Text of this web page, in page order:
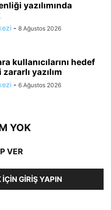
yazılımında
- 8 Ağustos 2026
kullanıcılarını hedef
yazılım
- 6 Ağustos 2026
YOK
VER
GIRIŞ YAPIN